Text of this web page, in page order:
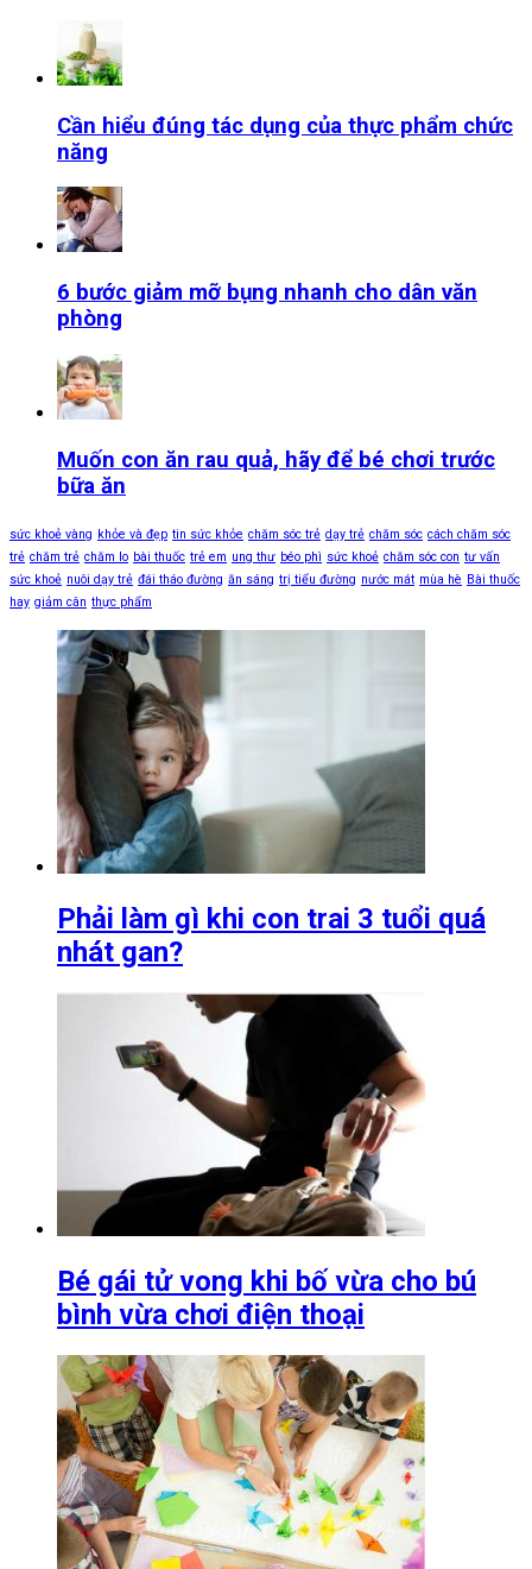
Cần hiểu đúng tác dụng của thực phẩm chức
năng
6 bước giảm mỡ bụng nhanh cho dân văn
phòng
Muốn con ăn rau quả, hãy để bé chơi trước
bữa ăn
sức khoẻ vàng khỏe và đẹp tin sức khỏe chăm sóc trẻ dạy trẻ chăm sóc cách chăm sóc
trẻ chăm trẻ chăm lo bài thuốc trẻ em ung thư béo phì sức khoẻ chăm sóc con tư vấn
sức khoẻ nuôi dạy trẻ đái tháo đường ăn sáng trị tiểu đường nước mát mùa hè Bài thuốc
hay giảm cân thực phẩm
Phải làm gì khi con trai 3 tuổi quá
nhát gan?
Bé gái tử vong khi bố vừa cho bú
bình vừa chơi điện thoại